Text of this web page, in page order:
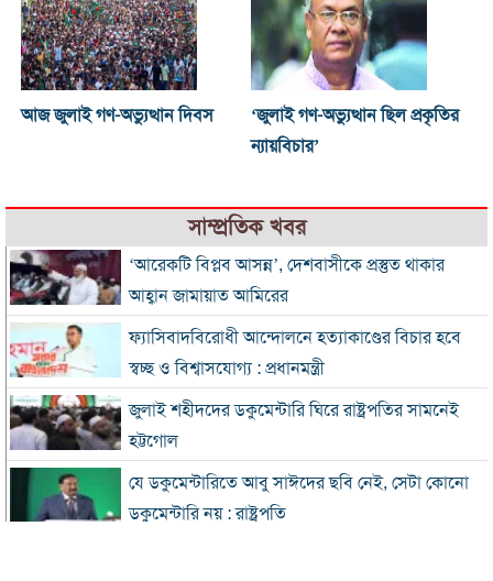
আজ জুলাই গণ-অভ্যুত্থান দিবস
‘জুলাই গণ-অভ্যুত্থান ছিল প্রকৃতির
ন্যায়বিচার’
সাম্প্রতিক খবর
‘আরেকটি বিপ্লব আসন্ন’, দেশবাসীকে প্রস্তুত থাকার
আহ্বান জামায়াত আমিরের
ফ্যাসিবাদবিরোধী আন্দোলনে হত্যাকাণ্ডের বিচার হবে
স্বচ্ছ ও বিশ্বাসযোগ্য : প্রধানমন্ত্রী
জুলাই শহীদদের ডকুমেন্টারি ঘিরে রাষ্ট্রপতির সামনেই
হট্টগোল
যে ডকুমেন্টারিতে আবু সাঈদের ছবি নেই, সেটা কোনো
ডকুমেন্টারি নয় : রাষ্ট্রপতি